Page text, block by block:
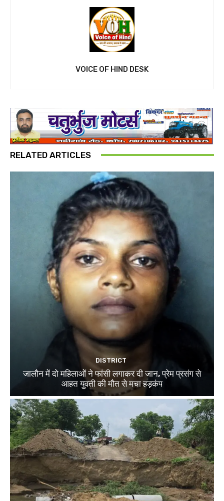
VOICE OF HIND DESK
RELATED ARTICLES
DISTRICT
जालौन में दो महिलाओं ने फांसी लगाकर दी जान, प्रेम प्रसंग से
आहत युवती की मौत से मचा हड़कंप